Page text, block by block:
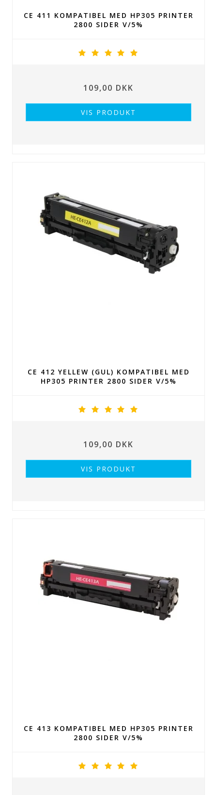
CE 411 KOMPATIBEL MED HP305 PRINTER
2800 SIDER V/5%
109,00 DKK
VIS PRODUKT
CE 412 YELLEW (GUL) KOMPATIBEL MED
HP305 PRINTER 2800 SIDER V/5%
109,00 DKK
VIS PRODUKT
CE 413 KOMPATIBEL MED HP305 PRINTER
2800 SIDER V/5%